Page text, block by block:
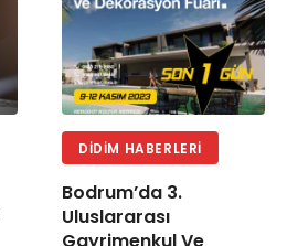
DIDIM HABERLERI
Bodrum’da 3.
Uluslararası
Gayrimenkul Ve